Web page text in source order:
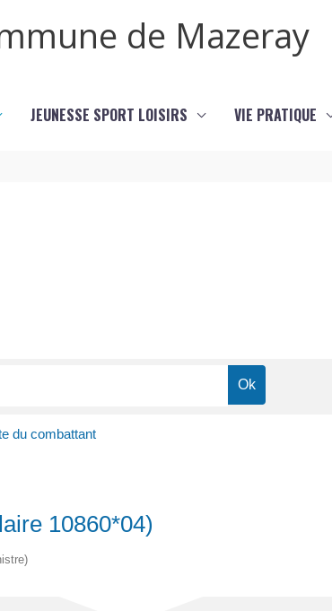
de Mazeray
JEUNESSE SPORT LOISIRS VIE PRATIQUE
du combattant
10860*04)